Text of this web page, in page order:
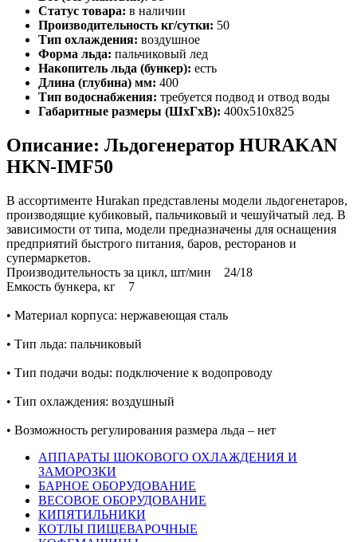
Статус товара: в наличии
Производительность кг/сутки: 50
Тип охлаждения: воздушное
Форма льда: пальчиковый лед
Накопитель льда (бункер): есть
Длина (глубина) мм: 400
Тип водоснабжения: требуется подвод и отвод воды
Габаритные размеры (ШхГхВ): 400х510х825
Описание: Льдогенератор HURAKAN
HKN-IMF50
В ассортименте Hurakan представлены модели льдогенетаров,
производящие кубиковый, пальчиковый и чешуйчатый лед. В
зависимости от типа, модели предназначены для оснащения
предприятий быстрого питания, баров, ресторанов и
супермаркетов.
Производительность за цикл, шт/мин 24/18
Емкость бункера, кг 7
• Материал корпуса: нержавеющая сталь
• Тип льда: пальчиковый
• Тип подачи воды: подключение к водопроводу
• Тип охлаждения: воздушный
• Возможность регулирования размера льда – нет
АППАРАТЫ ШОКОВОГО ОХЛАЖДЕНИЯ И
ЗАМОРОЗКИ
БАРНОЕ ОБОРУДОВАНИЕ
ВЕСОВОЕ ОБОРУДОВАНИЕ
КИПЯТИЛЬНИКИ
КОТЛЫ ПИЩЕВАРОЧНЫЕ